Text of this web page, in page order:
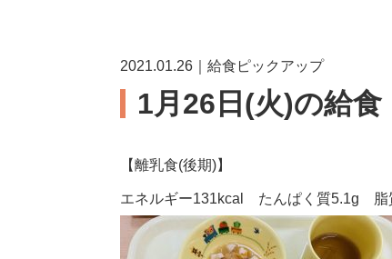
2021.01.26｜給食ピックアップ
1月26日(火)の給食
【離乳食(後期)】
エネルギー131kcal たんぱく質5.1g 脂